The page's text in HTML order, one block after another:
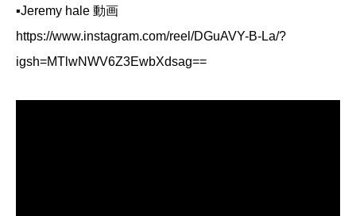
▪️Jeremy hale 動画
https://www.instagram.com/reel/DGuAVY-B-La/?
igsh=MTlwNWV6Z3EwbXdsag==